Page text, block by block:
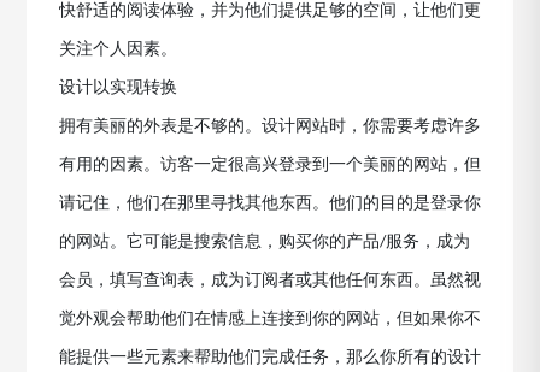
快舒适的阅读体验，并为他们提供足够的空间，让他们更
关注个人因素。
设计以实现转换
拥有美丽的外表是不够的。设计网站时，你需要考虑许多
有用的因素。访客一定很高兴登录到一个美丽的网站，但
请记住，他们在那里寻找其他东西。他们的目的是登录你
的网站。它可能是搜索信息，购买你的产品/服务，成为
会员，填写查询表，成为订阅者或其他任何东西。虽然视
觉外观会帮助他们在情感上连接到你的网站，但如果你不
能提供一些元素来帮助他们完成任务，那么你所有的设计